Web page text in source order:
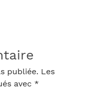
publiée. Les
avec *